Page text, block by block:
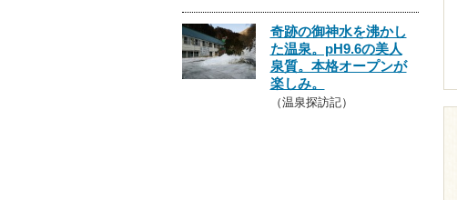
奇跡の御神水を沸かし
た温泉。pH9.6の美人
泉質。本格オープンが
楽しみ。
（温泉探訪記）